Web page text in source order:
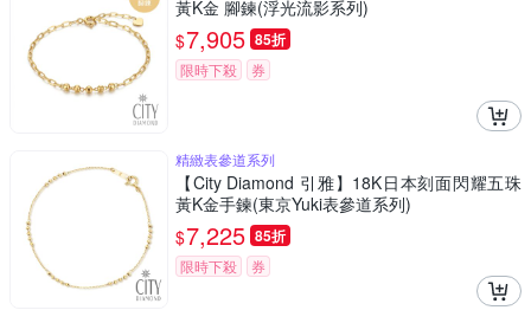
黃K金 腳鍊(浮光流影系列)
$7,905 85折
限時下殺 券
精緻表參道系列
【City Diamond 引雅】18K日本刻面閃耀五珠
黃K金手鍊(東京Yuki表參道系列)
$7,225 85折
限時下殺 券